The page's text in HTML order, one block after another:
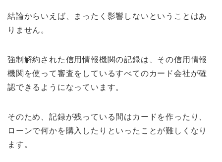
結論からいえば、まったく影響しないということはあ
りません。
強制解約された信用情報機関の記録は、その信用情報
機関を使って審査をしているすべてのカード会社が確
認できるようになっています。
そのため、記録が残っている間はカードを作ったり、
ローンで何かを購入したりといったことが難しくなり
ます。